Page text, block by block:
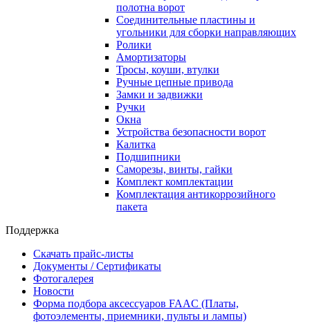
полотна ворот
Соединительные пластины и
угольники для сборки направляющих
Ролики
Амортизаторы
Тросы, коуши, втулки
Ручные цепные привода
Замки и задвижки
Ручки
Окна
Устройства безопасности ворот
Калитка
Подшипники
Саморезы, винты, гайки
Комплект комплектации
Комплектация антикоррозийного
пакета
Поддержка
Скачать прайс-листы
Документы / Сертификаты
Фотогалерея
Новости
Форма подбора аксессуаров FAAC (Платы,
фотоэлементы, приемники, пульты и лампы)